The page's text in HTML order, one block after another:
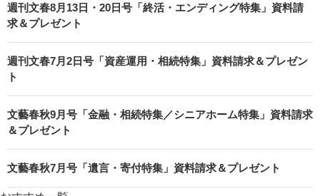
週刊文春8月13日・20日号「終活・エンディング特集」資料請
求＆プレゼント
週刊文春7月2日号「資産運用・相続特集」資料請求＆プレゼン
ト
文藝春秋9月号「金融・相続特集／シニアホーム特集」資料請求
＆プレゼント
文藝春秋7月号「遺言・寄付特集」資料請求＆プレゼント